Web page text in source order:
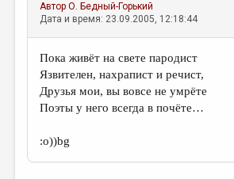
АвторО. Бедный-Горький
Дата и время: 23.09.2005, 12:18:44
Пока живёт на свете пародист
Язвителен, нахрапист и речист,
Друзья мои, вы вовсе не умрёте
Поэты у него всегда в почёте…
:о))bg